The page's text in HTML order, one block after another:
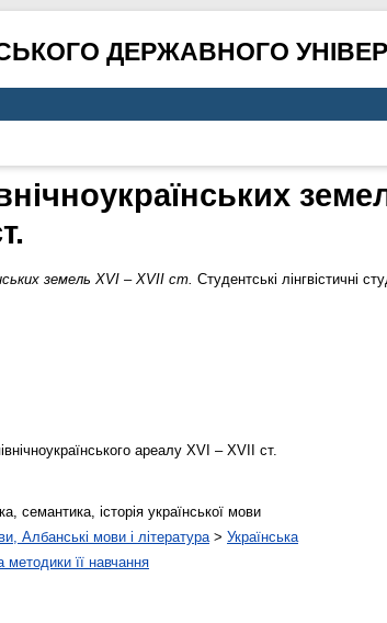
ДЕРЖАВНОГО
земель ХVI – XVII ст. Студентські лінгвістичні
ареалу ХVI – XVII ст.
семантика, історія української мови
Албанські мови і література > Українська
її навчання